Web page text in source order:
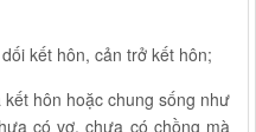
kết hôn, cản trở kết hôn;
hôn hoặc chung sống như
có vợ, chưa có chồng mà